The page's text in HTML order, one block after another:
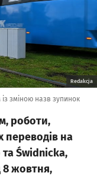
Redakcja
із зміною назв зупинок
роботи,
переводів на
та Świdnicka,
8 жовтня,